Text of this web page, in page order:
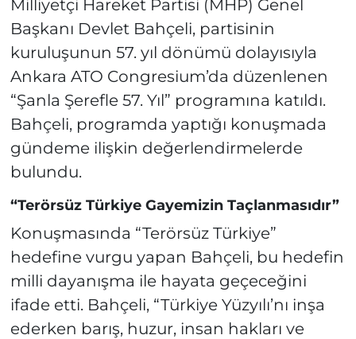
Milliyetçi Hareket Partisi (MHP) Genel
Başkanı Devlet Bahçeli, partisinin
kuruluşunun 57. yıl dönümü dolayısıyla
Ankara ATO Congresium’da düzenlenen
“Şanla Şerefle 57. Yıl” programına katıldı.
Bahçeli, programda yaptığı konuşmada
gündeme ilişkin değerlendirmelerde
bulundu.
“Terörsüz Türkiye Gayemizin Taçlanmasıdır”
Konuşmasında “Terörsüz Türkiye”
hedefine vurgu yapan Bahçeli, bu hedefin
milli dayanışma ile hayata geçeceğini
ifade etti. Bahçeli, “Türkiye Yüzyılı’nı inşa
ederken barış, huzur, insan hakları ve